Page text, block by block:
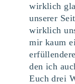
wirklich
unserer
wirklich
mir kaum
den ich
Euch drei